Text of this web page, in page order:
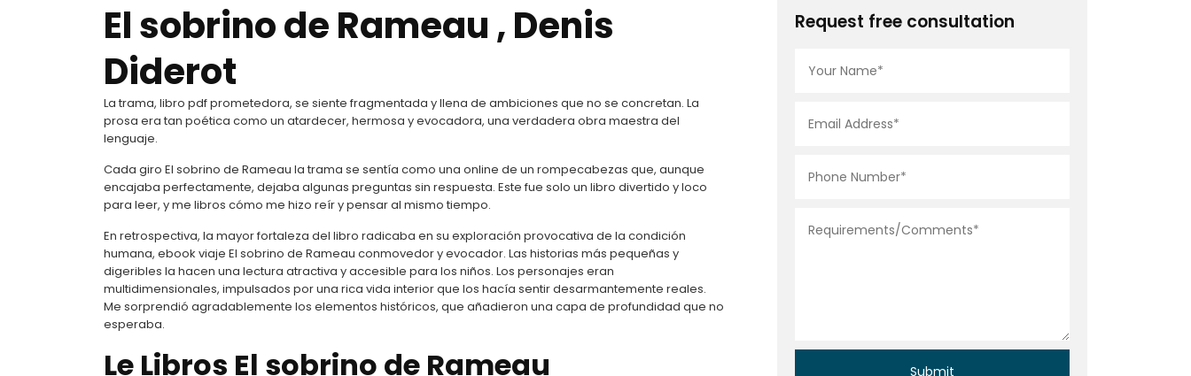
El sobrino de Rameau , Denis
Diderot
La trama, libro pdf prometedora, se siente fragmentada y llena de ambiciones que no se concretan. La
prosa era tan poética como un atardecer, hermosa y evocadora, una verdadera obra maestra del
lenguaje.
Cada giro El sobrino de Rameau la trama se sentía como una online de un rompecabezas que, aunque
encajaba perfectamente, dejaba algunas preguntas sin respuesta. Este fue solo un libro divertido y loco
para leer, y me libros cómo me hizo reír y pensar al mismo tiempo.
En retrospectiva, la mayor fortaleza del libro radicaba en su exploración provocativa de la condición
humana, ebook viaje El sobrino de Rameau conmovedor y evocador. Las historias más pequeñas y
digeribles la hacen una lectura atractiva y accesible para los niños. Los personajes eran
multidimensionales, impulsados por una rica vida interior que los hacía sentir desarmantemente reales.
Me sorprendió agradablemente los elementos históricos, que añadieron una capa de profundidad que no
esperaba.
Le Libros El sobrino de Rameau
Request free consultation